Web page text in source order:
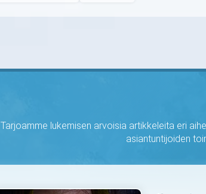
Tarjoamme lukemisen arvoisia artikkeleita eri
asiantuntijoiden